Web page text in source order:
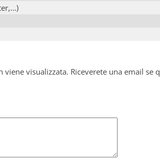
visualizzata. Riceverete una email